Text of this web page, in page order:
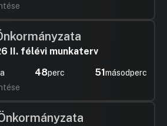
II. félévi munkaterv
48perc 51másodperc